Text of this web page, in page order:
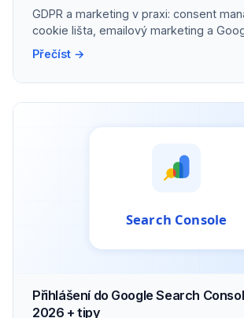
GDPR a marketing v praxi: consent
cookie lišta, emailový marketing a
Mode v2.
Přečíst →
Přihlášení do Google Search
2026 + tipy